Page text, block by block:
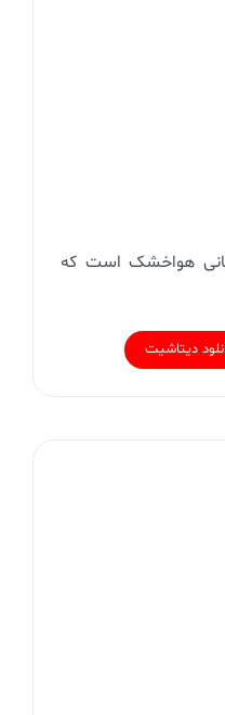
هواخشک است که
دیتاشیت